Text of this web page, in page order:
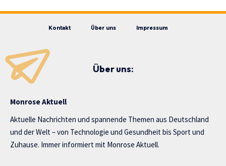
Kontakt Über uns Impressum
Über uns:
Monrose Aktuell
Aktuelle Nachrichten und spannende Themen aus Deutschland
und der Welt – von Technologie und Gesundheit bis Sport und
Zuhause. Immer informiert mit Monrose Aktuell.